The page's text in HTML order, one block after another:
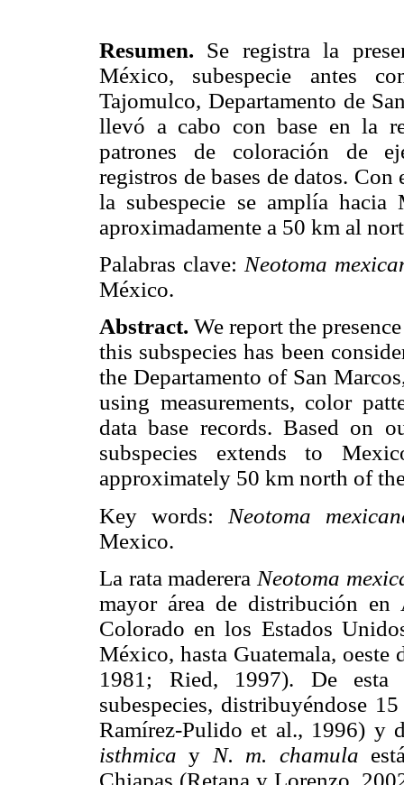
Resumen. Se registra la
México, subespecie antes
Tajomulco, Departamento de
llevó a cabo con base en la
patrones de coloración de
registros de bases de datos.
la subespecie se amplía
aproximadamente a 50 km al
Palabras clave: Neotoma
México.
Abstract. We report the
this subspecies has been
the Departamento of San
using measurements, color
data base records. Based on
subspecies extends to
approximately 50 km north of
Key words: Neotoma
Mexico.
La rata maderera Neotoma
mayor área de distribución en
Colorado en los Estados
México, hasta Guatemala,
1981; Ried, 1997). De esta
subespecies, distribuyéndose
Ramírez-Pulido et al., 1996) y
isthmicay N. m. chamula
Chiapas (Retana y Lorenzo,